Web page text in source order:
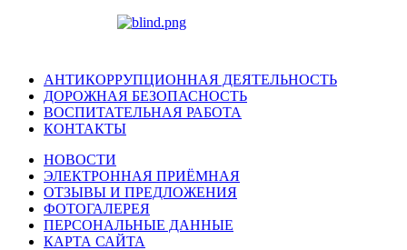
АНТИКОРРУПЦИОННАЯ ДЕЯТЕЛЬНОСТЬ
ДОРОЖНАЯ БЕЗОПАСНОСТЬ
ВОСПИТАТЕЛЬНАЯ РАБОТА
КОНТАКТЫ
НОВОСТИ
ЭЛЕКТРОННАЯ ПРИЁМНАЯ
ОТЗЫВЫ И ПРЕДЛОЖЕНИЯ
ФОТОГАЛЕРЕЯ
ПЕРСОНАЛЬНЫЕ ДАННЫЕ
КАРТА САЙТА